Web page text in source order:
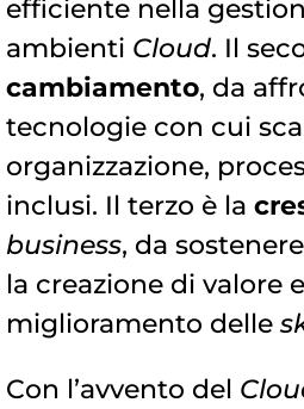
efficiente nella
ambienti Cloud. Il
cambiamento, da
tecnologie con cui
organizzazione,
inclusi. Il terzo è la
business, da
la creazione di valore
miglioramento delle
Con l’avvento del